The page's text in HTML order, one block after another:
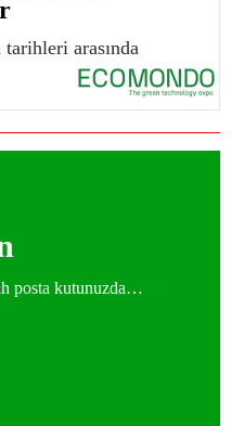
arasında
posta kutunuzda…